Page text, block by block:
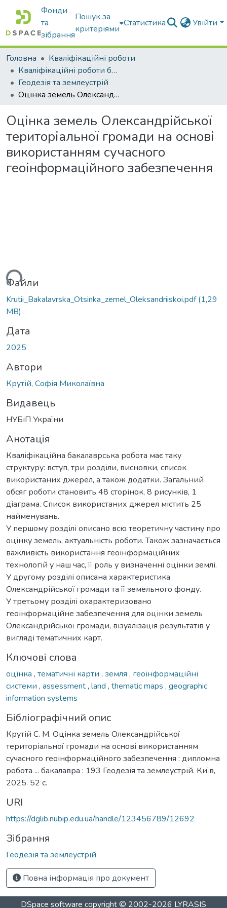
Фонди
та
зібрання
Пошук за
критеріями
Статистика Увійти
Головна
Кваліфікаційні роботи
Кваліфікаційні роботи бакалаврів
Геодезія та землеустрій
Оцінка земель Олександрійської територіальної громади на основі використанням сучасного геоінформаційного забезпечення
Оцінка земель Олександрійської
територіальної громади на основі
використанням сучасного
геоінформаційного забезпечення
Файли
Krutii_Bakalavrska_Otsinka_zemel_Oleksandriiskoi.pdf(1,29
MB)
Дата
2025
Автори
Крутій, Софія Миколаївна
Видавець
НУБіП України
Анотація
Кваліфікаційна бакалаврська робота має таку
структуру: вступ, три розділи, висновки, список
використаних джерел, а також додатки. Загальний
обсяг роботи становить 48 сторінок, 8 рисунків, 1
діаграма. Список використаних джерел містить 25
найменувань.
У першому розділі описано всю теоретичну частину про
оцінку земель, актуальність роботи. Також зазначається
важливість використання геоінформаційних
технологій у наш час, її роль у визначенні оцінки землі.
У другому розділі описана характеристика
Олександрійської громади та її земельного фонду.
У третьому розділі охарактеризовано
геоінформаційне забезпечення для оцінки земель
Олександрійської громади, візуалізація результатів у
вигляді тематичних карт.
Ключові слова
оцінка , тематичні карти , земля , геоінформаційні
системи , assessment, land , thematic maps , geographic
information systems
Бібліографічний опис
Крутій С. М. Оцінка земель Олександрійської
територіальної громади на основі використанням
сучасного геоінформаційного забезпечення : дипломна
робота ... бакалавра : 193 Геодезія та землеустрій. Київ,
2025. 52 с.
URI
https://dglib.nubip.edu.ua/handle/123456789/12692
Зібрання
Геодезія та землеустрій
Повна інформація про документ
DSpace software copyright © 2002-2026 LYRASIS